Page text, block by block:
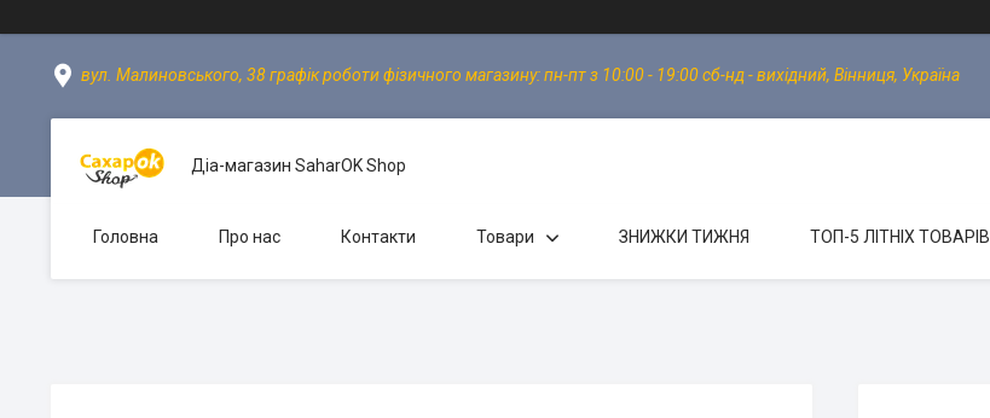
вул. Малиновського, 38 графік роботи фізичного магазину: пн-пт з 10:00 - 19:00 сб-нд - вихідний, Вінниця, Україна
Діа-магазин SaharOK Shop
Головна Про нас Контакти Товари ЗНИЖКИ ТИЖНЯ ТОП-5 ЛІТНІХ ТОВАРІВ